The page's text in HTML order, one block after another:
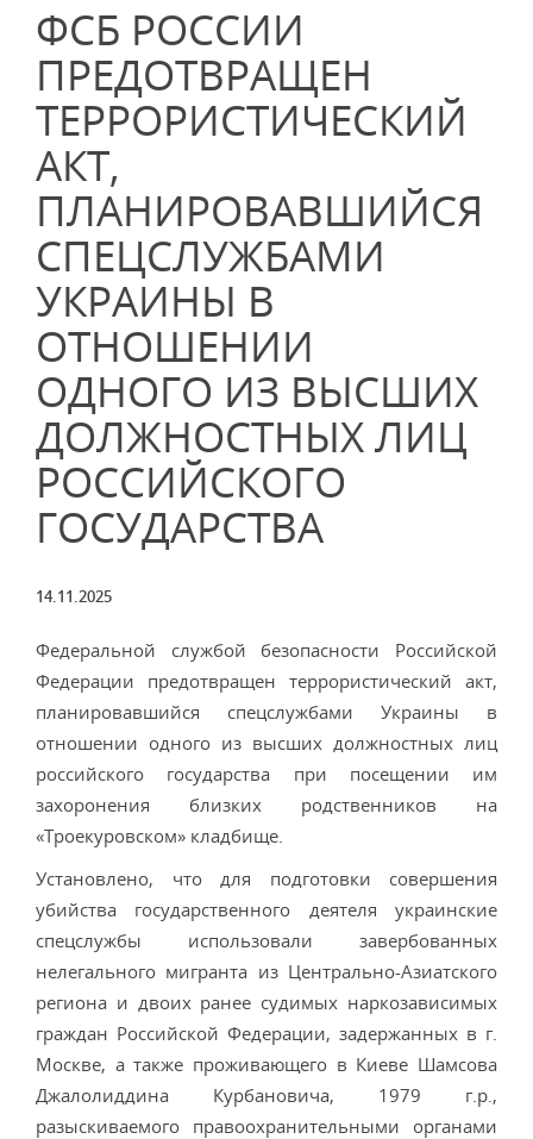
ФСБ РОССИИ
ПРЕДОТВРАЩЕН
ТЕРРОРИСТИЧЕСКИЙ
АКТ,
ПЛАНИРОВАВШИЙСЯ
СПЕЦСЛУЖБАМИ
УКРАИНЫ В
ОТНОШЕНИИ
ОДНОГО ИЗ ВЫСШИХ
ДОЛЖНОСТНЫХ ЛИЦ
РОССИЙСКОГО
ГОСУДАРСТВА
14.11.2025
Федеральной службой безопасности Российской
Федерации предотвращен террористический акт,
планировавшийся спецслужбами Украины в
отношении одного из высших должностных лиц
российского государства при посещении им
захоронения близких родственников на
«Троекуровском» кладбище.
Установлено, что для подготовки совершения
убийства государственного деятеля украинские
спецслужбы использовали завербованных
нелегального мигранта из Центрально-Азиатского
региона и двоих ранее судимых наркозависимых
граждан Российской Федерации, задержанных в г.
Москве, а также проживающего в Киеве Шамсова
Джалолиддина Курбановича, 1979 г.р.,
разыскиваемого правоохранительными органами